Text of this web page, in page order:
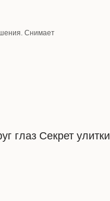
Снимает
глаз Секрет улитки